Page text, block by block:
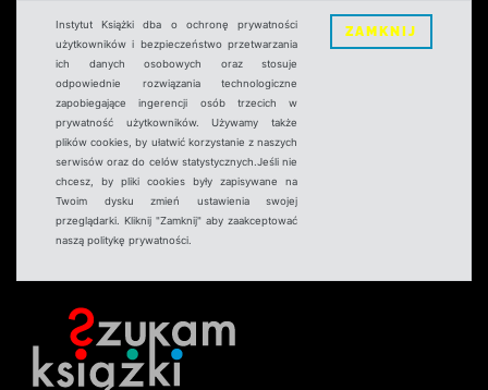
Instytut Książki dba o ochronę prywatności
użytkowników i bezpieczeństwo przetwarzania
ich danych osobowych oraz stosuje
odpowiednie rozwiązania technologiczne
zapobiegające ingerencji osób trzecich w
prywatność użytkowników. Używamy także
plików cookies, by ułatwić korzystanie z naszych
serwisów oraz do celów statystycznych.Jeśli nie
chcesz, by pliki cookies były zapisywane na
Twoim dysku zmień ustawienia swojej
przeglądarki. Kliknij "Zamknij" aby zaakceptować
naszą politykę prywatności.
ZAMKNIJ